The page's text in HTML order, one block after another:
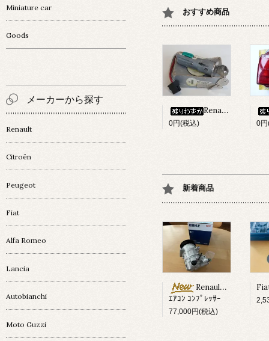
おすすめ商品
Renault 4 ｲｸﾞﾆｯｼｮﾝ・ｷｰｼﾘﾝﾀﾞｰset
0円(税込) 0
新着商品
Renault Megane ?
ｴｱｺﾝ ｺﾝﾌﾟﾚｯｻｰ
77,000円(税込)
Miniature car
Goods
メーカーから探す
Renault
Citroën
Peugeot
Fiat
Alfa Romeo
Lancia
Autobianchi
Moto Guzzi